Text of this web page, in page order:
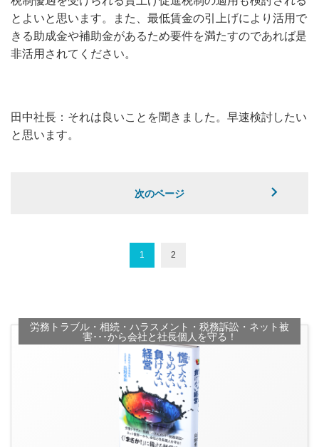
とよいと思います。また、最低賃金の引上げにより活用で
きる助成金や補助金があるため要件を満たすのであれば是
非活用されてください。
田中社長：それは良いことを聞きました。早速検討したい
と思います。
次のページ
1 2
労務トラブル・相続・ハラスメント・税務訴訟・ネット被
害･･･から会社と社長個人を守る！